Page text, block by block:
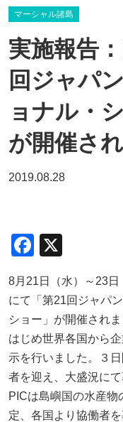
マーシャル諸島
実施報告
回ジャパ
ョナル・
が開催さ
2019.08.28
F
c
e
b
o
o
k
8月21日（水）～23日
にて「第21回ジャパ
ショー」が開催され
はじめ世界各国から
示を行いました。３
者を迎え、大盛況にて
PICは島嶼国の水産
定、各国より協働者